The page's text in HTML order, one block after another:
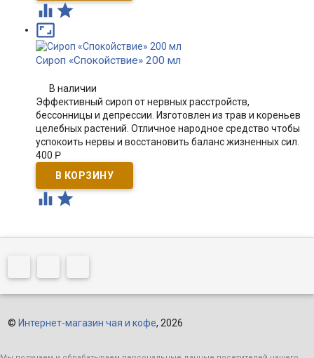
 

Сироп «Спокойствие» 200 мл
В наличии
Эффективный сироп от нервных расстройств,
бессонницы и депрессии. Изготовлен из трав и кореньев
целебных растений. Отличное народное средство чтобы
успокоить нервы и восстановить баланс жизненных сил.
400 Р
 
© Интернет-магазин чая и кофе, 2026